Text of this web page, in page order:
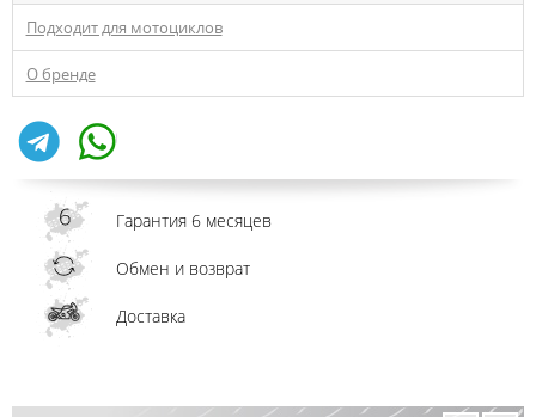
Подходит для мотоциклов
О бренде
Гарантия 6 месяцев
Обмен и возврат
Доставка